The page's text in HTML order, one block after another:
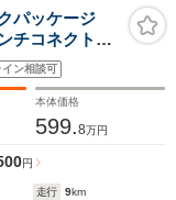
パッケージ
チコネクトナ
オートラ
センシン
イン相談可
本体価格
599.8万円
円
走行 9km